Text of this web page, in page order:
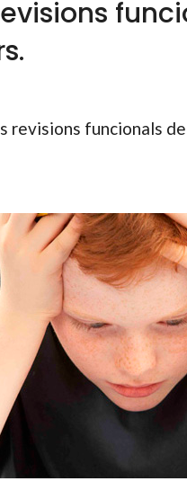
revisions funcionals